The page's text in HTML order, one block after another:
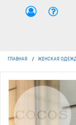
ГЛАВНАЯ / ЖЕНСКАЯ